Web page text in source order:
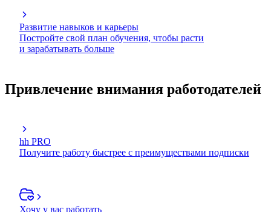
Развитие навыков и карьеры
Постройте свой план обучения, чтобы расти
и зарабатывать больше
Привлечение внимания работодателей
hh PRO
Получите работу быстрее с преимуществами подписки
Хочу у вас работать